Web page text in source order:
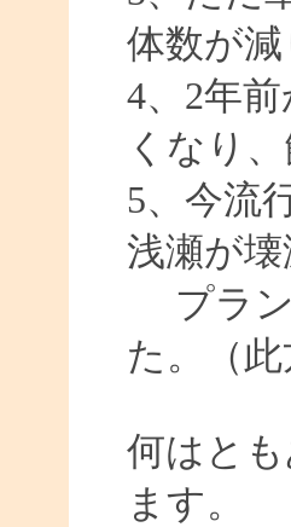
体数が
4、2年
くなり、
5、今流
浅瀬が壊
プラン
た。（
何はと
ます。